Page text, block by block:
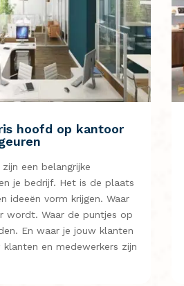
hoofd op kantoor
een belangrijke
je bedrijf. Het is de plaats
ideeën vorm krijgen. Waar
wordt. Waar de puntjes op
En waar je jouw klanten
en medewerkers zijn